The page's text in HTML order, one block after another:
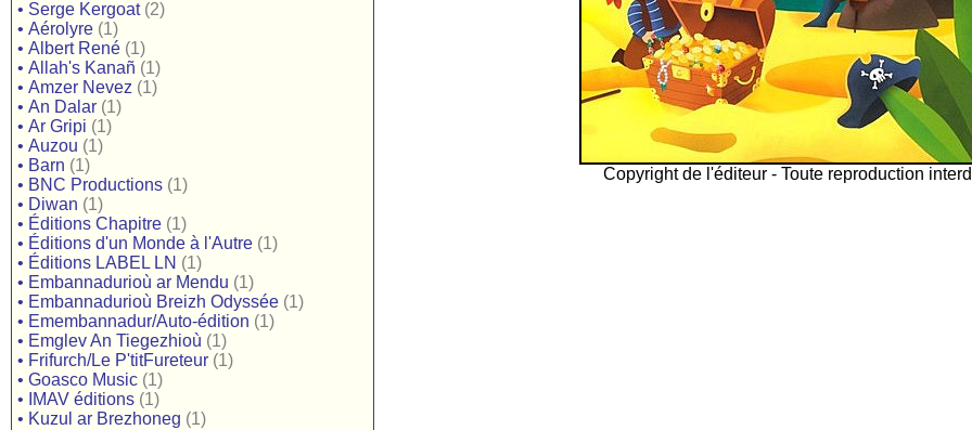
• Serge Kergoat (2)
• Aérolyre (1)
• Albert René (1)
• Allah's Kanañ (1)
• Amzer Nevez (1)
• An Dalar (1)
• Ar Gripi (1)
• Auzou (1)
• Barn (1)
• BNC Productions (1)
• Diwan (1)
• Éditions Chapitre (1)
• Éditions d'un Monde à l'Autre (1)
• Éditions LABEL LN (1)
• Embannadurioù ar Mendu (1)
• Embannadurioù Breizh Odyssée (1)
• Emembannadur/Auto-édition (1)
• Emglev An Tiegezhioù (1)
• Frifurch/Le P'titFureteur (1)
• Goasco Music (1)
•
IMAV éditions (1)
• Kuzul ar Brezhoneg (1)
Copyright de l'éditeur - Toute reproduction